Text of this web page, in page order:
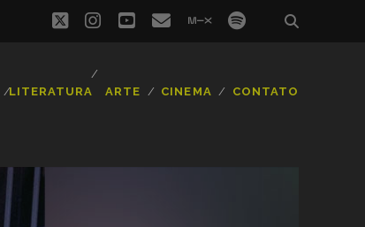
twitterinstagram
youtube
emailmixcloud
spotify
LITERATURA ARTE CINEMA CONTATO